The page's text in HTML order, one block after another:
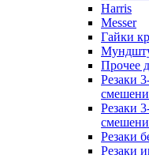
Harris
Messer
Гайки
Прочее
Резаки
Резаки
Резаки
Резаки